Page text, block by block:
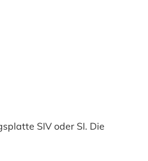
SIV oder SI. Die